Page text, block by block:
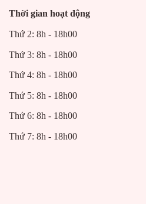
Thời gian hoạt động
Thứ 2: 8h - 18h00
Thứ 3: 8h - 18h00
Thứ 4: 8h - 18h00
Thứ 5: 8h - 18h00
Thứ 6: 8h - 18h00
Thứ 7: 8h - 18h00